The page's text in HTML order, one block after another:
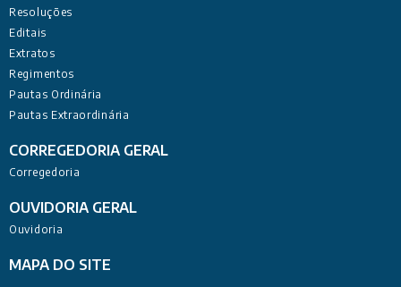
Resoluções
Editais
Extratos
Regimentos
Pautas Ordinária
Pautas Extraordinária
CORREGEDORIA GERAL
Corregedoria
OUVIDORIA GERAL
Ouvidoria
MAPA DO SITE